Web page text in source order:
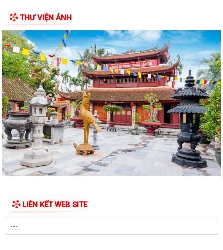
2026
Xã nhà tổ chức Hội nghị gặp mặt các đồng chí nguyên là lãnh đạo chủ
chốt của địa phương qua...
CHI BỘ UBND XÃ THƯỢNG HỒNG TỔ CHỨC ĐẠI HỘI CHI BỘ LẦN THỨ I,
NHIỆM KỲ 2025-2030
Xã Thượng Hồng tổ chức Lễ dâng hương, thắp nến tri ân các Anh hùng
liệt sĩ
Các tổ đại biểu HĐND xã tiếp xúc cử tri tại 6 điểm trên địa bàn xã
Xã Thượng Hồng với các hoạt động hướng về Kỷ niệm 78 năm ngày
Thương binh Liệt sỹ 27/07
Xã Thượng Hồng chủ động ứng phó với bão số 3
THƯ VIỆN ẢNH
LIÊN KẾT WEB SITE